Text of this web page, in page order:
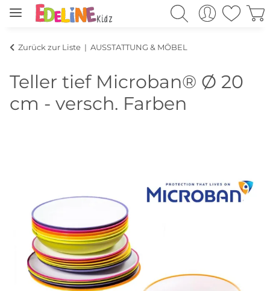
Zurück zur Liste AUSSTATTUNG & MÖBEL
Teller tief Microban® Ø 20
cm - versch. Farben